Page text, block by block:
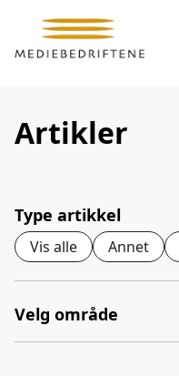
Artikler
Type artikkel
Vis alle Annet
Velg område